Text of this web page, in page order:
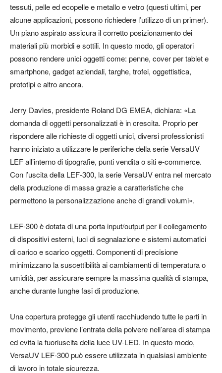
tessuti, pelle ed ecopelle e metallo e vetro (questi ultimi, per
alcune applicazioni, possono richiedere l’utilizzo di un primer).
Un piano aspirato assicura il corretto posizionamento dei
materiali più morbidi e sottili. In questo modo, gli operatori
possono rendere unici oggetti come: penne, cover per tablet e
smartphone, gadget aziendali, targhe, trofei, oggettistica,
prototipi e altro ancora.
Jerry Davies, presidente Roland DG EMEA, dichiara: «La
domanda di oggetti personalizzati è in crescita. Proprio per
rispondere alle richieste di oggetti unici, diversi professionisti
hanno iniziato a utilizzare le periferiche della serie VersaUV
LEF all’interno di tipografie, punti vendita o siti e-commerce.
Con l’uscita della LEF-300, la serie VersaUV entra nel mercato
della produzione di massa grazie a caratteristiche che
permettono la personalizzazione anche di grandi volumi».
LEF-300 è dotata di una porta input/output per il collegamento
di dispositivi esterni, luci di segnalazione e sistemi automatici
di carico e scarico oggetti. Componenti di precisione
minimizzano la suscettibilità ai cambiamenti di temperatura o
umidità, per assicurare sempre la massima qualità di stampa,
anche durante lunghe fasi di produzione.
Una copertura protegge gli utenti racchiudendo tutte le parti in
movimento, previene l’entrata della polvere nell’area di stampa
ed evita la fuoriuscita della luce UV-LED. In questo modo,
VersaUV LEF-300 può essere utilizzata in qualsiasi ambiente
di lavoro in totale sicurezza.